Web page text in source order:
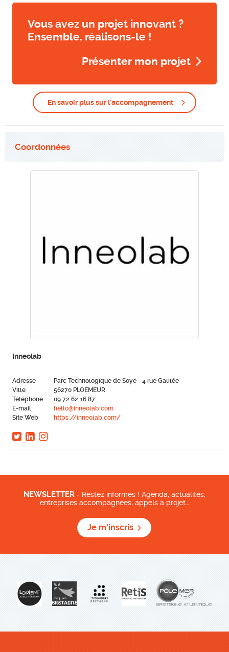
Vous avez un projet innovant ?
Ensemble, réalisons-le !
Présenter mon projet
En savoir plus sur l'accompagnement
Coordonnées
Inneolab
Adresse
Parc Technologique de Soye - 4 rue Galilée
Ville
56270 PLOEMEUR
Téléphone
09 72 62 16 87
E-mail
hello@inneolab.com
Site Web
https://inneolab.com/
NEWSLETTER - Restez informés ! Agenda, actualités,
entreprises accompagnées, appels à projet…
Je m'inscris